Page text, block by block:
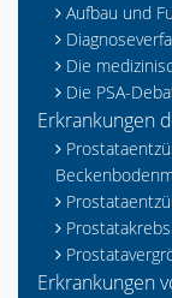
Aufbau und
Die
Die PSA-
Erkrankungen
Prostatakrebs
Erkrankungen